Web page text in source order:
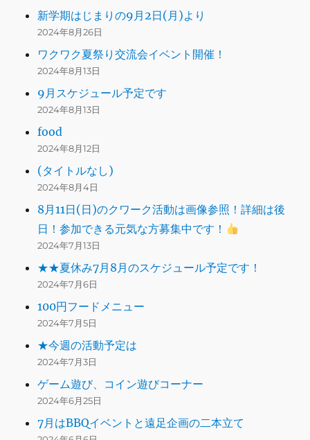
新学期はじまりの9月2日(月)より
2024年8月26日
ワクワク夏祭り交流会イベント開催！
2024年8月13日
9月スケジュール予定です
2024年8月13日
food
2024年8月12日
(タイトルなし)
2024年8月4日
8月11日(日)のクワーク活動は画像参照！詳細は後
日！参加できる元気な方募集中です！
2024年7月13日
★★夏休み7月8月のスケジュール予定です！
2024年7月6日
100円フードメニュー
2024年7月5日
★今週の活動予定は
2024年7月3日
ゲーム遊び、コイン遊びコーナー
2024年6月25日
7月はBBQイベントと遠足企画の二本立て